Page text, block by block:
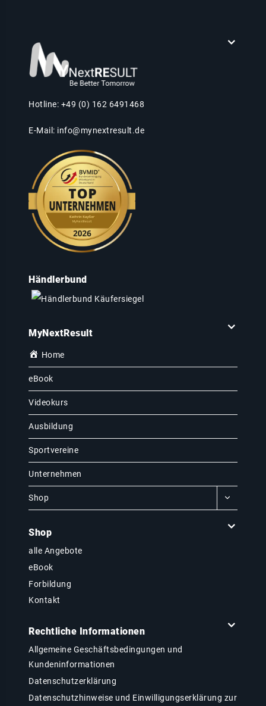
Hotline: +49 (0) 162 6491468
E-Mail: info@mynextresult.de
Händlerbund
MyNextResult
Home
eBook
Videokurs
Ausbildung
Sportvereine
Unternehmen
Shop
Shop
alle Angebote
eBook
Forbildung
Kontakt
Rechtliche Informationen
Allgemeine Geschäftsbedingungen und
Kundeninformationen
Datenschutzerklärung
Datenschutzhinweise und Einwilligungserklärung zur